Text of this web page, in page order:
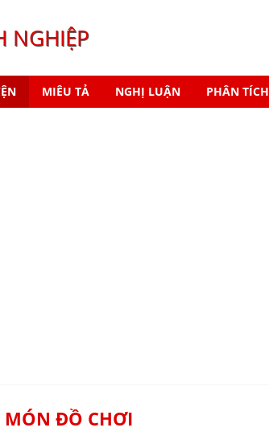
NGHIỆP
MIÊU TẢ NGHỊ LUẬN PHÂN TÍCH
MÓN ĐỒ CHƠI